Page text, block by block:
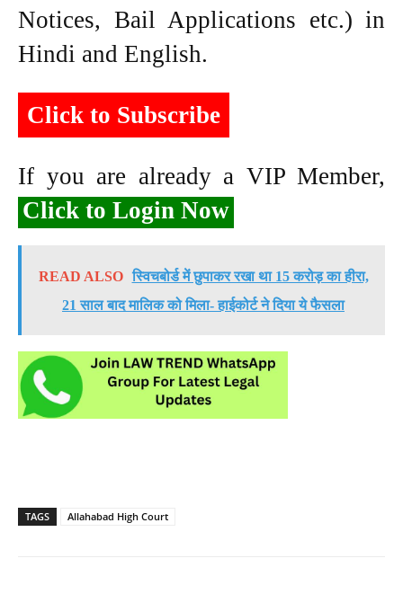
Notices, Bail Applications etc.) in
Hindi and English.
Click to Subscribe
If you are already a VIP Member,
Click to Login Now
READ ALSO स्विचबोर्ड में छुपाकर रखा था 15 करोड़ का हीरा,
21 साल बाद मालिक को मिला- हाईकोर्ट ने दिया ये फैसला
TAGS Allahabad High Court